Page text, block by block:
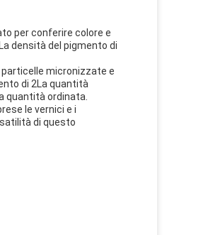
per conferire colore e
densità del pigmento di
particelle micronizzate e
di 2La quantità
quantità ordinata.
le vernici e i
di questo